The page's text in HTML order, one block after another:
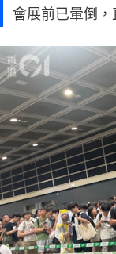
會展前已暈倒，